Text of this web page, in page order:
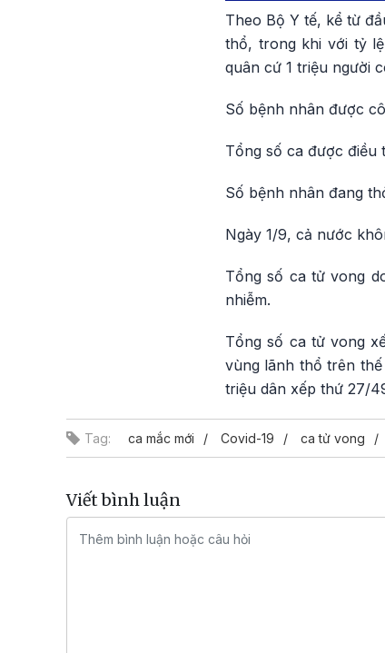
Theo Bộ Y tế, kể từ
thổ, trong khi với tỷ
quân cứ 1 triệu người
Số bệnh nhân được
Tổng số ca được điều
Số bệnh nhân đang
Ngày 1/9, cả nước
Tổng số ca tử vong
nhiễm.
Tổng số ca tử vong
vùng lãnh thổ trên
triệu dân xếp thứ 27/
Tag: ca mắc mới Covid-19 ca tử vong
Viết bình luận